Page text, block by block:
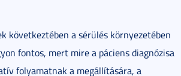
következtében a sérülés környezetében
fontos, mert mire a páciens diagnózisa
folyamatnak a megállítására, a